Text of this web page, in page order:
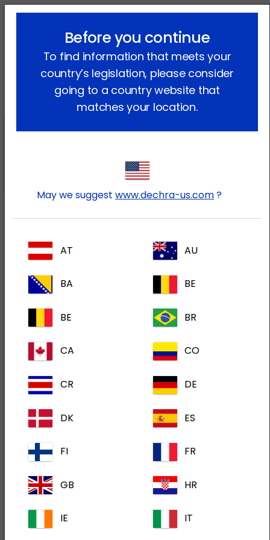
lock_outline search menu
Produits
Produits OTC Vetriscience
Vetriscience
Before you continue
To find information that meets your
country’s legislation, please consider
going to a country website that
matches your location.
May we suggestwww.dechra-us.com?
AT AU
BA BE
BE BR
CA CO
CR DE
DK ES
FI FR
GB HR
IE IT